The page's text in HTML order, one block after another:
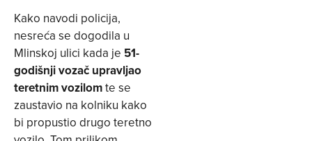
Kako navodi policija,
nesreća se dogodila u
Mlinskoj ulici kada je 51-
godišnji vozač upravljao
teretnim vozilomte se
zaustavio na kolniku kako
bi propustio drugo teretno